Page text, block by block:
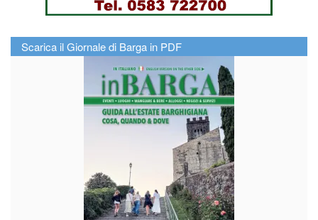
Scarica il Giornale di Barga in PDF